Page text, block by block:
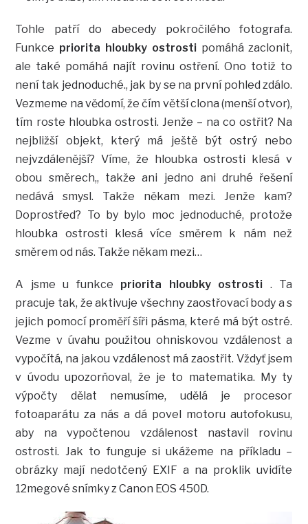
Tohle patří do abecedy pokročilého fotografa.
Funkce priorita hloubky ostrosti pomáhá zaclonit,
ale také pomáhá najít rovinu ostření. Ono totiž to
není tak jednoduché., jak by se na první pohled zdálo.
Vezmeme na vědomí, že čím větší clona (menší otvor),
tím roste hloubka ostrosti. Jenže – na co ostřit? Na
nejbližší objekt, který má ještě být ostrý nebo
nejvzdálenější? Víme, že hloubka ostrosti klesá v
obou směrech,, takže ani jedno ani druhé řešení
nedává smysl. Takže někam mezi. Jenže kam?
Doprostřed? To by bylo moc jednoduché, protože
hloubka ostrosti klesá více směrem k nám než
směrem od nás. Takže někam mezi…
A jsme u funkce priorita hloubky ostrosti . Ta
pracuje tak, že aktivuje všechny zaostřovací body a s
jejich pomocí proměří šíři pásma, které má být ostré.
Vezme v úvahu použitou ohniskovou vzdálenost a
vypočítá, na jakou vzdálenost má zaostřit. Vždyť jsem
v úvodu upozorňoval, že je to matematika. My ty
výpočty dělat nemusíme, udělá je procesor
fotoaparátu za nás a dá povel motoru autofokusu,
aby na vypočtenou vzdálenost nastavil rovinu
ostrosti. Jak to funguje si ukážeme na příkladu –
obrázky mají nedotčený EXIF a na proklik uvidíte
12megové snímky z Canon EOS 450D.